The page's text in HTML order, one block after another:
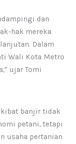
dan
hak mereka
Dalam
Wali Kota Metro
ujar Tomi
banjir tidak
petani, tetapi
usaha pertanian